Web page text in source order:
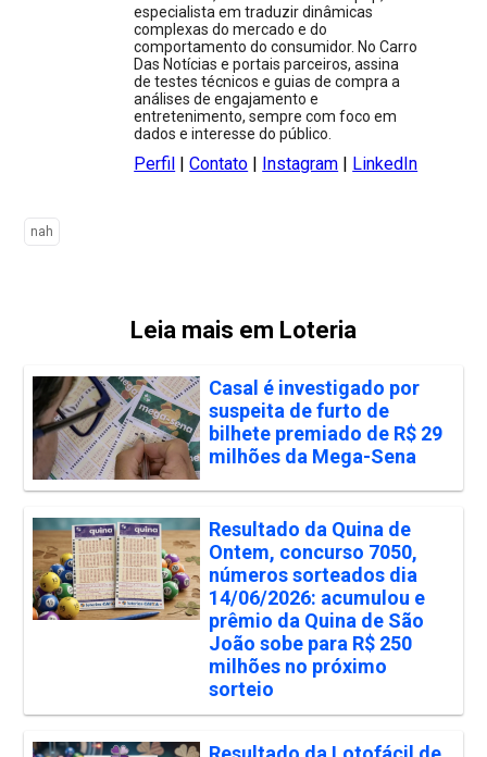
especialista em traduzir dinâmicas
complexas do mercado e do
comportamento do consumidor. No Carro
Das Notícias e portais parceiros, assina
de testes técnicos e guias de compra a
análises de engajamento e
entretenimento, sempre com foco em
dados e interesse do público.
Perfil |Contato | Instagram | LinkedIn
nah
Leia mais em Loteria
Casal é investigado por
suspeita de furto de
bilhete premiado de R$ 29
milhões da Mega-Sena
Resultado da Quina de
Ontem, concurso 7050,
números sorteados dia
14/06/2026: acumulou e
prêmio da Quina de São
João sobe para R$ 250
milhões no próximo
sorteio